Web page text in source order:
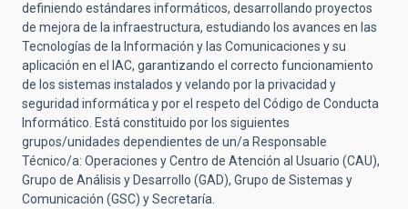
definiendo estándares informáticos, desarrollando proyectos
de mejora de la infraestructura, estudiando los avances en las
Tecnologías de la Información y las Comunicaciones y su
aplicación en el IAC, garantizando el correcto funcionamiento
de los sistemas instalados y velando por la privacidad y
seguridad informática y por el respeto del Código de Conducta
Informático. Está constituido por los siguientes
grupos/unidades dependientes de un/a Responsable
Técnico/a: Operaciones y Centro de Atención al Usuario (CAU),
Grupo de Análisis y Desarrollo (GAD), Grupo de Sistemas y
Comunicación (GSC) y Secretaría.